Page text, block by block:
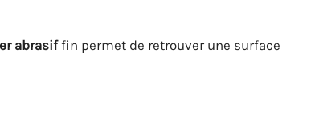
abrasiffin permet de retrouver une surface